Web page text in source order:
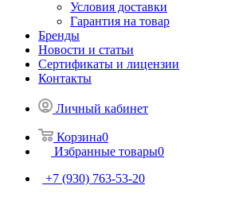
Условия доставки
Гарантия на товар
Бренды
Новости и статьи
Сертификаты и лицензии
Контакты
Личный кабинет
Корзина0
Избранные товары0
+7 (930) 763-53-20